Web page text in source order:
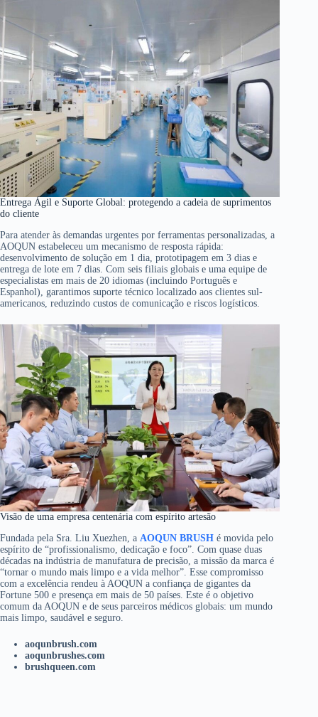
Entrega Ágil e Suporte Global: protegendo a cadeia de suprimentos
do cliente
Para atender às demandas urgentes por ferramentas personalizadas, a
AOQUN estabeleceu um mecanismo de resposta rápida:
desenvolvimento de solução em 1 dia, prototipagem em 3 dias e
entrega de lote em 7 dias. Com seis filiais globais e uma equipe de
especialistas em mais de 20 idiomas (incluindo Português e
Espanhol), garantimos suporte técnico localizado aos clientes sul-
americanos, reduzindo custos de comunicação e riscos logísticos.
Visão de uma empresa centenária com espírito artesão
Fundada pela Sra. Liu Xuezhen, a AOQUN BRUSH é movida pelo
espírito de “profissionalismo, dedicação e foco”. Com quase duas
décadas na indústria de manufatura de precisão, a missão da marca é
“tornar o mundo mais limpo e a vida melhor”. Esse compromisso
com a excelência rendeu à AOQUN a confiança de gigantes da
Fortune 500 e presença em mais de 50 países. Este é o objetivo
comum da AOQUN e de seus parceiros médicos globais: um mundo
mais limpo, saudável e seguro.
aoqunbrush.com
aoqunbrushes.com
brushqueen.com